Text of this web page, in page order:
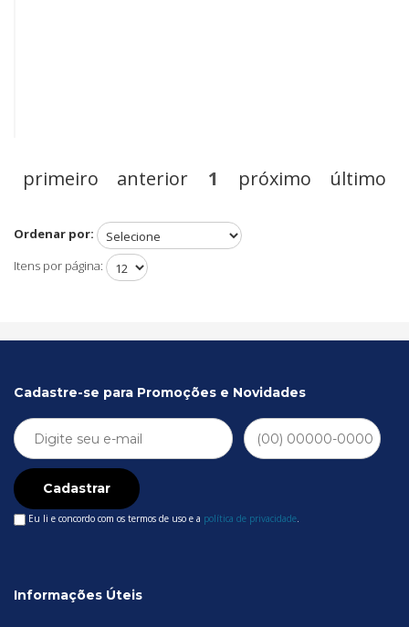
primeiro anterior 1 próximo último
Ordenar por:
Itens por página:
Informações Úteis
Cadastre-se para Promoções e Novidades
Cadastrar
Eu li e concordo com os termos de uso e a política de privacidade.